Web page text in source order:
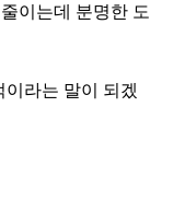
이는데 분명한 도
라는 말이 되겠